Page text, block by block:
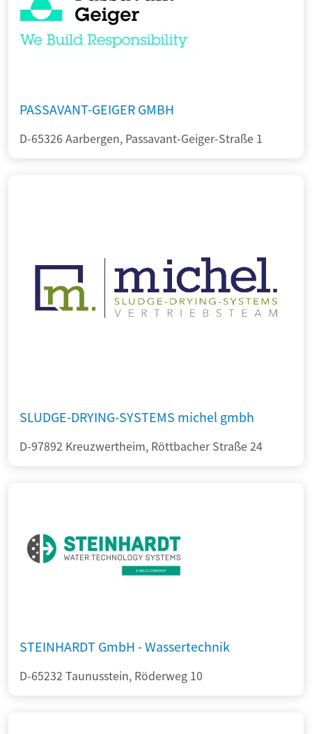
PASSAVANT-GEIGER GMBH
D-65326 Aarbergen, Passavant-Geiger-Straße 1
SLUDGE-DRYING-SYSTEMS michel gmbh
D-97892 Kreuzwertheim, Röttbacher Straße 24
STEINHARDT GmbH - Wassertechnik
D-65232 Taunusstein, Röderweg 10